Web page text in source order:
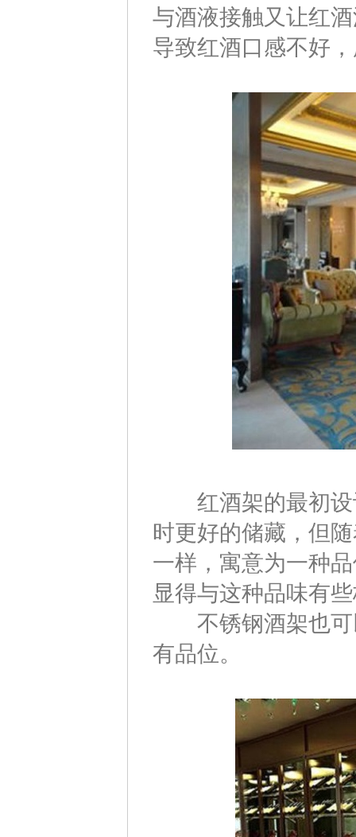
与酒液接触又让红
导致红酒口感不好
红酒架的最初设
时更好的储藏，但
一样，寓意为一种
显得与这种品味有
不锈钢酒架也可
有品位。